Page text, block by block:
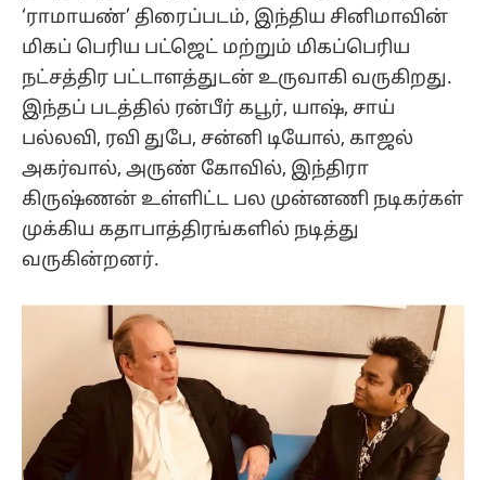
‘ராமாயண்’ திரைப்படம், இந்திய சினிமாவின்
மிகப் பெரிய பட்ஜெட் மற்றும் மிகப்பெரிய
நட்சத்திர பட்டாளத்துடன் உருவாகி வருகிறது.
இந்தப் படத்தில் ரன்பீர் கபூர், யாஷ், சாய்
பல்லவி, ரவி துபே, சன்னி டியோல், காஜல்
அகர்வால், அருண் கோவில், இந்திரா
கிருஷ்ணன் உள்ளிட்ட பல முன்னணி நடிகர்கள்
முக்கிய கதாபாத்திரங்களில் நடித்து
வருகின்றனர்.